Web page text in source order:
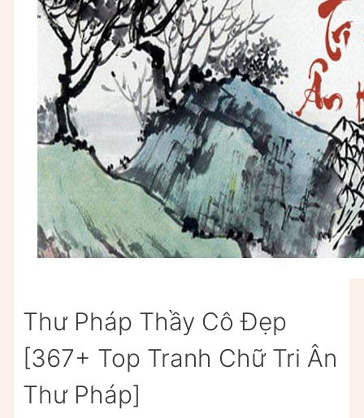
Thư Pháp Thầy Cô Đẹp
[367+ Top Tranh Chữ Tri Ân
Thư Pháp]